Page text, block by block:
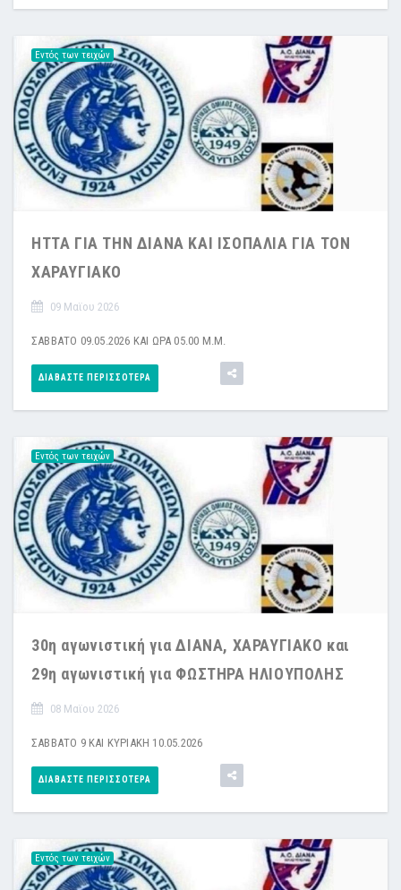
Εντός των τειχών
ΗΤΤΑ ΓΙΑ ΤΗΝ ΔΙΑΝΑ ΚΑΙ ΙΣΟΠΑΛΙΑ ΓΙΑ ΤΟΝ
ΧΑΡΑΥΓΙΑΚΟ
09 Μαϊου 2026
ΣΑΒΒΑΤΟ 09.05.2026 ΚΑΙ ΩΡΑ 05.00 Μ.Μ.
ΔΙΑΒΆΣΤΕ ΠΕΡΙΣΣΌΤΕΡΑ
Εντός των τειχών
30η αγωνιστική για ΔΙΑΝΑ, ΧΑΡΑΥΓΙΑΚΟ και
29η αγωνιστική για ΦΩΣΤΗΡΑ ΗΛΙΟΥΠΟΛΗΣ
08 Μαϊου 2026
ΣΑΒΒΑΤΟ 9 ΚΑΙ ΚΥΡΙΑΚΗ 10.05.2026
ΔΙΑΒΆΣΤΕ ΠΕΡΙΣΣΌΤΕΡΑ
Εντός των τειχών